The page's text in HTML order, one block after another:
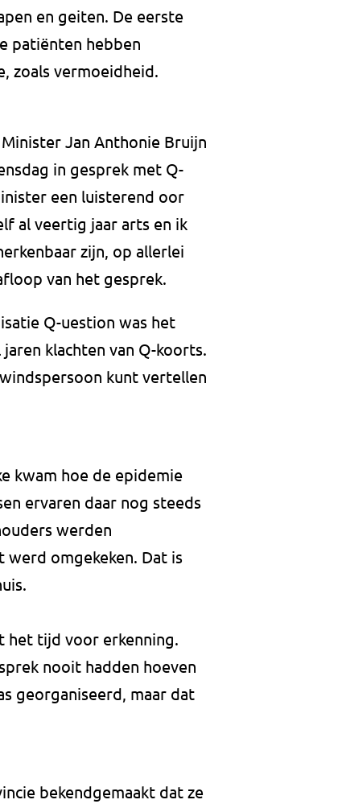
en geiten. De eerste
patiënten hebben
zoals vermoeidheid.
Jan Anthonie Bruijn
in gesprek met Q-
een luisterend oor
al veertig jaar arts en ik
zijn, op allerlei
van het gesprek.
Q-uestion was het
klachten van Q-koorts.
kunt vertellen
kwam hoe de epidemie
ervaren daar nog steeds
werden
omgekeken. Dat is
het tijd voor erkenning.
nooit hadden hoeven
georganiseerd, maar dat
bekendgemaakt dat ze